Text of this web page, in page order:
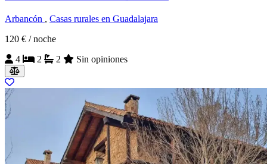
Arbancón , Casas rurales en Guadalajara
120 € / noche
4
2 2 Sin opiniones